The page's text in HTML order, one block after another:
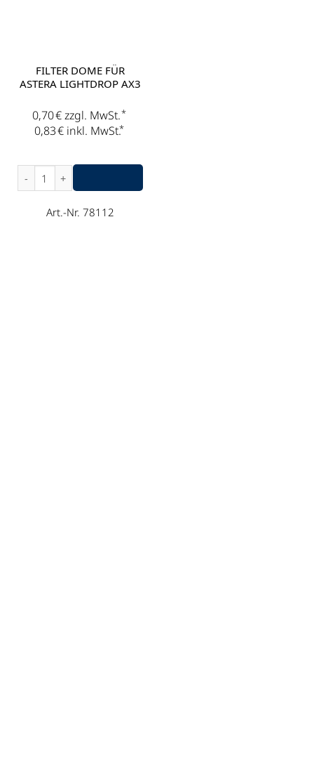
FILTER DOME FÜR
ASTERA LIGHTDROP AX3
0,70€zzgl. MwSt.*
0,83€ inkl. MwSt.*
Filter Dome für Astera Lightdrop AX3 Menge
Art.-Nr. 78112